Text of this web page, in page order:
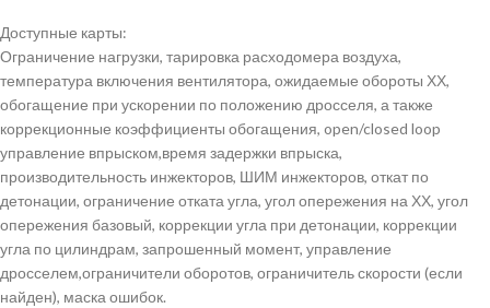
Доступные карты:
Ограничение нагрузки, тарировка расходомера воздуха,
температура включения вентилятора, ожидаемые обороты ХХ,
обогащение при ускорении по положению дросселя, а также
коррекционные коэффициенты обогащения, open/closed loop
управление впрыском,время задержки впрыска,
производительность инжекторов, ШИМ инжекторов, откат по
детонации, ограничение отката угла, угол опережения на ХХ, угол
опережения базовый, коррекции угла при детонации, коррекции
угла по цилиндрам, запрошенный момент, управление
дросселем,ограничители оборотов, ограничитель скорости (если
найден), маска ошибок.